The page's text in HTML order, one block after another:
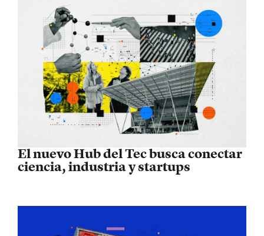
El nuevo Hub del Tec busca conectar
ciencia, industria y startups